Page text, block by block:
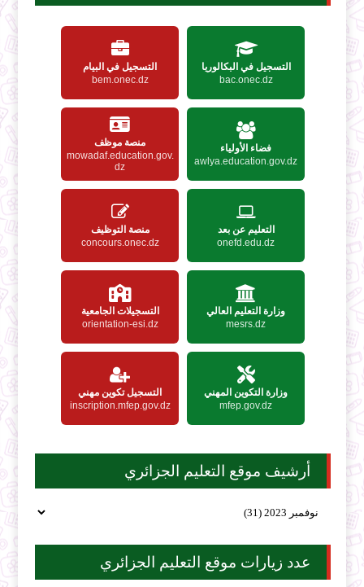
التسجيل في البكالوريا
bac.onec.dz
التسجيل في البيام
bem.onec.dz
فضاء الأولياء
awlya.education.gov.dz
منصة موظف
mowadaf.education.gov.
dz
التعليم عن بعد
onefd.edu.dz
منصة التوظيف
concours.onec.dz
وزارة التعليم العالي
mesrs.dz
التسجيلات الجامعية
orientation-esi.dz
وزارة التكوين المهني
mfep.gov.dz
التسجيل تكوين مهني
inscription.mfep.gov.dz
أرشيف موقع التعليم الجزائري
عدد زيارات موقع التعليم الجزائري